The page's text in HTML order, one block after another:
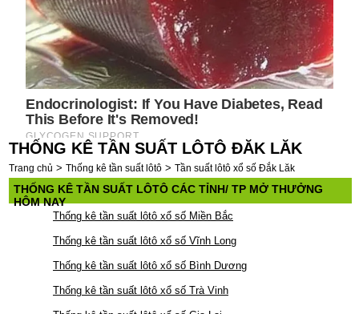
THỐNG KÊ TẦN SUẤT LÔTÔ ĐĂK LĂK
Trang chủ > Thống kê tần suất lôtô > Tần suất lôtô xổ số Đắk Lăk
THỐNG KÊ TẦN SUẤT LÔTÔ CÁC TỈNH/ TP MỞ THƯỞNG
HÔM NAY
Thống kê tần suất lôtô xổ số Miền Bắc
Thống kê tần suất lôtô xổ số Vĩnh Long
Thống kê tần suất lôtô xổ số Bình Dương
Thống kê tần suất lôtô xổ số Trà Vinh